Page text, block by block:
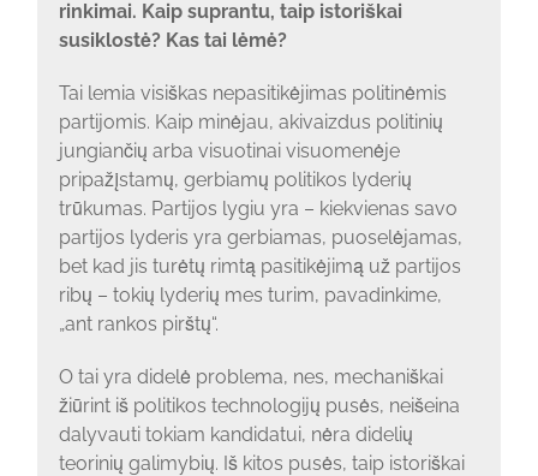
rinkimai. Kaip suprantu, taip istoriškai
susiklostė? Kas tai lėmė?
Tai lemia visiškas nepasitikėjimas politinėmis
partijomis. Kaip minėjau, akivaizdus politinių
jungiančių arba visuotinai visuomenėje
pripažįstamų, gerbiamų politikos lyderių
trūkumas. Partijos lygiu yra – kiekvienas savo
partijos lyderis yra gerbiamas, puoselėjamas,
bet kad jis turėtų rimtą pasitikėjimą už partijos
ribų – tokių lyderių mes turim, pavadinkime,
„ant rankos pirštų“.
O tai yra didelė problema, nes, mechaniškai
žiūrint iš politikos technologijų pusės, neišeina
dalyvauti tokiam kandidatui, nėra didelių
teorinių galimybių. Iš kitos pusės, taip istoriškai